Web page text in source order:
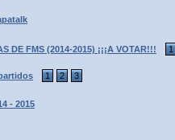
DE FMS (2014-2015) ¡¡¡A VOTAR!!! 1
1 2 3
- 2015